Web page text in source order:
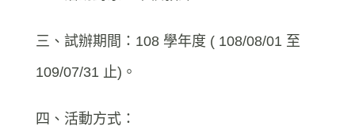
三、試辦期間：108 學年度 ( 108/08/01 至
109/07/31 止)。
四、活動方式：